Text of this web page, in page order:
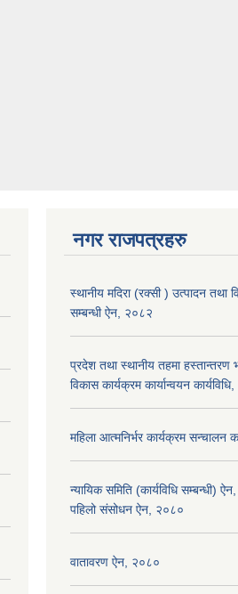
नगर राजपत्रहरु
स्थानीय मदिरा (रक्सी ) उत्पादन तथा
सम्बन्धी ऐन, २०८२
प्रदेश तथा स्थानीय तहमा हस्तान्तरण
विकास कार्यक्रम कार्यान्वयन
महिला आत्मनिर्भर कार्यक्रम सन्चालन
न्यायिक समिति (कार्यविधि सम्बन्धी)
पहिलो संसोधन ऐन, २०८०
वातावरण ऐन, २०८०